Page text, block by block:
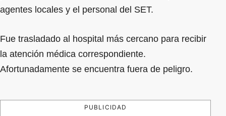
agentes locales y el personal del SET.
Fue trasladado al hospital más cercano para recibir
la atención médica correspondiente.
Afortunadamente se encuentra fuera de peligro.
PUBLICIDAD